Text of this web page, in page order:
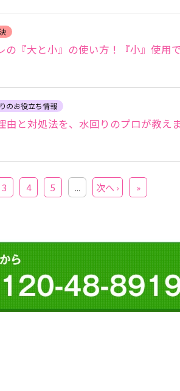
『大と小』の使い方！『小』使用
のお役立ち情報
と対処法を、水回りのプロが教え
3 4 5 ... 次へ › »